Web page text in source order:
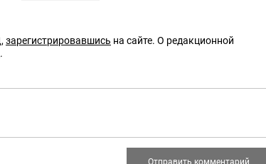
зарегистрировавшись на сайте. О редакционной
.